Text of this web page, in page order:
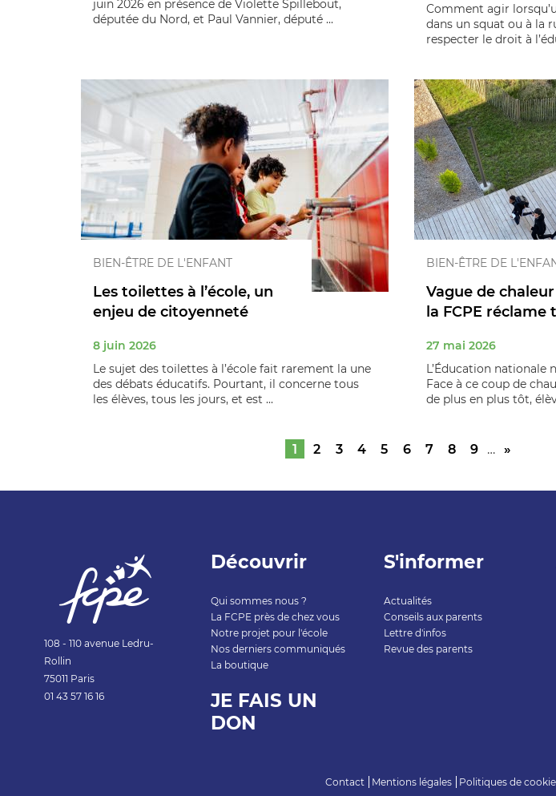
juin 2026 en présence de Violette Spillebout,
députée du Nord, et Paul Vannier, député ...
Comment agir
dans un squat ou à la
respecter le droit à
BIEN-ÊTRE DE L'ENFANT
Les toilettes à l’école, un
enjeu de citoyenneté
8 juin 2026
Le sujet des toilettes à l’école fait rarement la une
des débats éducatifs. Pourtant, il concerne tous
les élèves, tous les jours, et est ...
BIEN-ÊTRE DE
Vague de
la FCPE réclame
27 mai 2026
L’Éducation nationale
Face à ce coup de
de plus en plus tôt,
1 2 3 4 5 6 7 8 9 … »
108 - 110 avenue Ledru-
Rollin
75011 Paris
01 43 57 16 16
Découvrir
Qui sommes nous ?
La FCPE près de chez vous
Notre projet pour l'école
Nos derniers communiqués
La boutique
S'informer
Actualités
Conseils aux parents
Lettre d'infos
Revue des parents
JE FAIS UN
DON
Contact Mentions légales Politiques de